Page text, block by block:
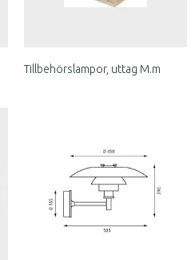
Tillbehörslampor, uttag M.m